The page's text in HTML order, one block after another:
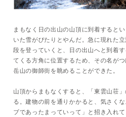
まもなく日の出山の山頂に到着すると
いた雪がぴたりとやんだ。急に現れた
段を登っていくと、日の出山へと到着
てくる方角に位置するため、その名が
岳山の御師街を眺めることができた。
山頂からまもなくすると、「東雲山荘
る。建物の前を通りかかると、気さく
ブであったまっていって」と招き入れて